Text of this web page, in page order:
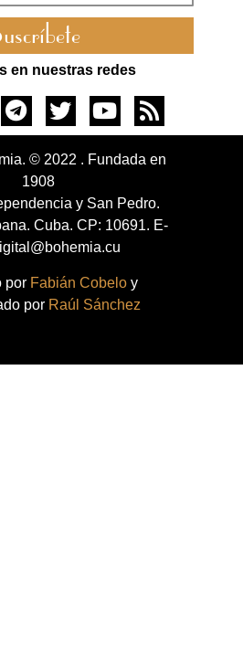
en nuestras redes
© 2022 . Fundada en
1908
y San Pedro.
Cuba. CP: 10691. E-
por Fabián Cobelo y
por Raúl Sánchez